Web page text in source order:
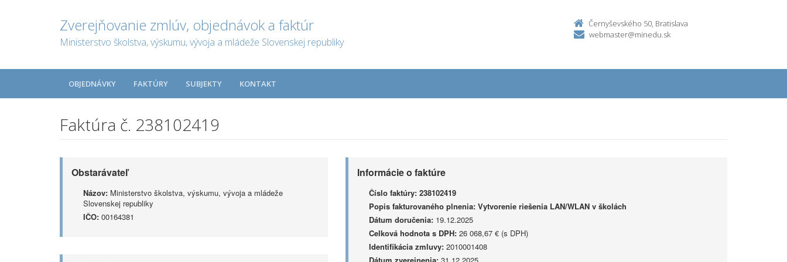
Zverejňovanie zmlúv, objednávok a faktúr
Ministerstvo školstva, výskumu, vývoja a mládeže Slovenskej republiky
Černyševského 50, Bratislava
webmaster@minedu.sk
OBJEDNÁVKY FAKTÚRY SUBJEKTY KONTAKT
Faktúra č. 238102419
Obstarávateľ
Názov: Ministerstvo školstva, výskumu, vývoja a mládeže
Slovenskej republiky
IČO: 00164381
Informácie o faktúre
Číslo faktúry: 238102419
Popis fakturovaného plnenia: Vytvorenie riešenia LAN/WLAN v školách
Dátum doručenia:19.12.2025
Celková hodnota s DPH:26 068,67 € (s DPH)
Identifikácia zmluvy:2010001408